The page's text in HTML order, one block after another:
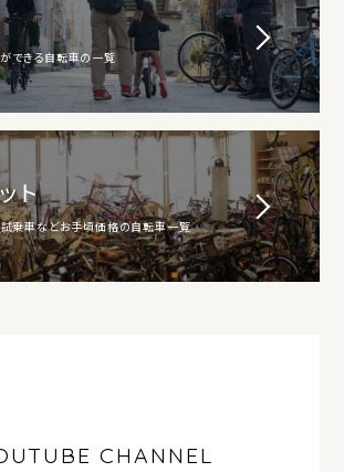
できる自転車の一覧
ト
試乗車などお手頃価格の自転車一覧
CHANNEL